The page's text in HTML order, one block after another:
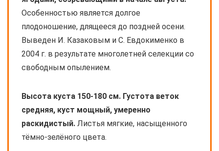
Особенностью является долгое
плодоношение, длящееся до поздней осени.
Выведен И. Казаковым и С. Евдокименко в
2004 г. в результате многолетней селекции со
свободным опылением.
Высота куста 150-180 см. Густота веток
средняя, куст мощный, умеренно
раскидистый. Листья мягкие, насыщенного
тёмно-зелёного цвета.